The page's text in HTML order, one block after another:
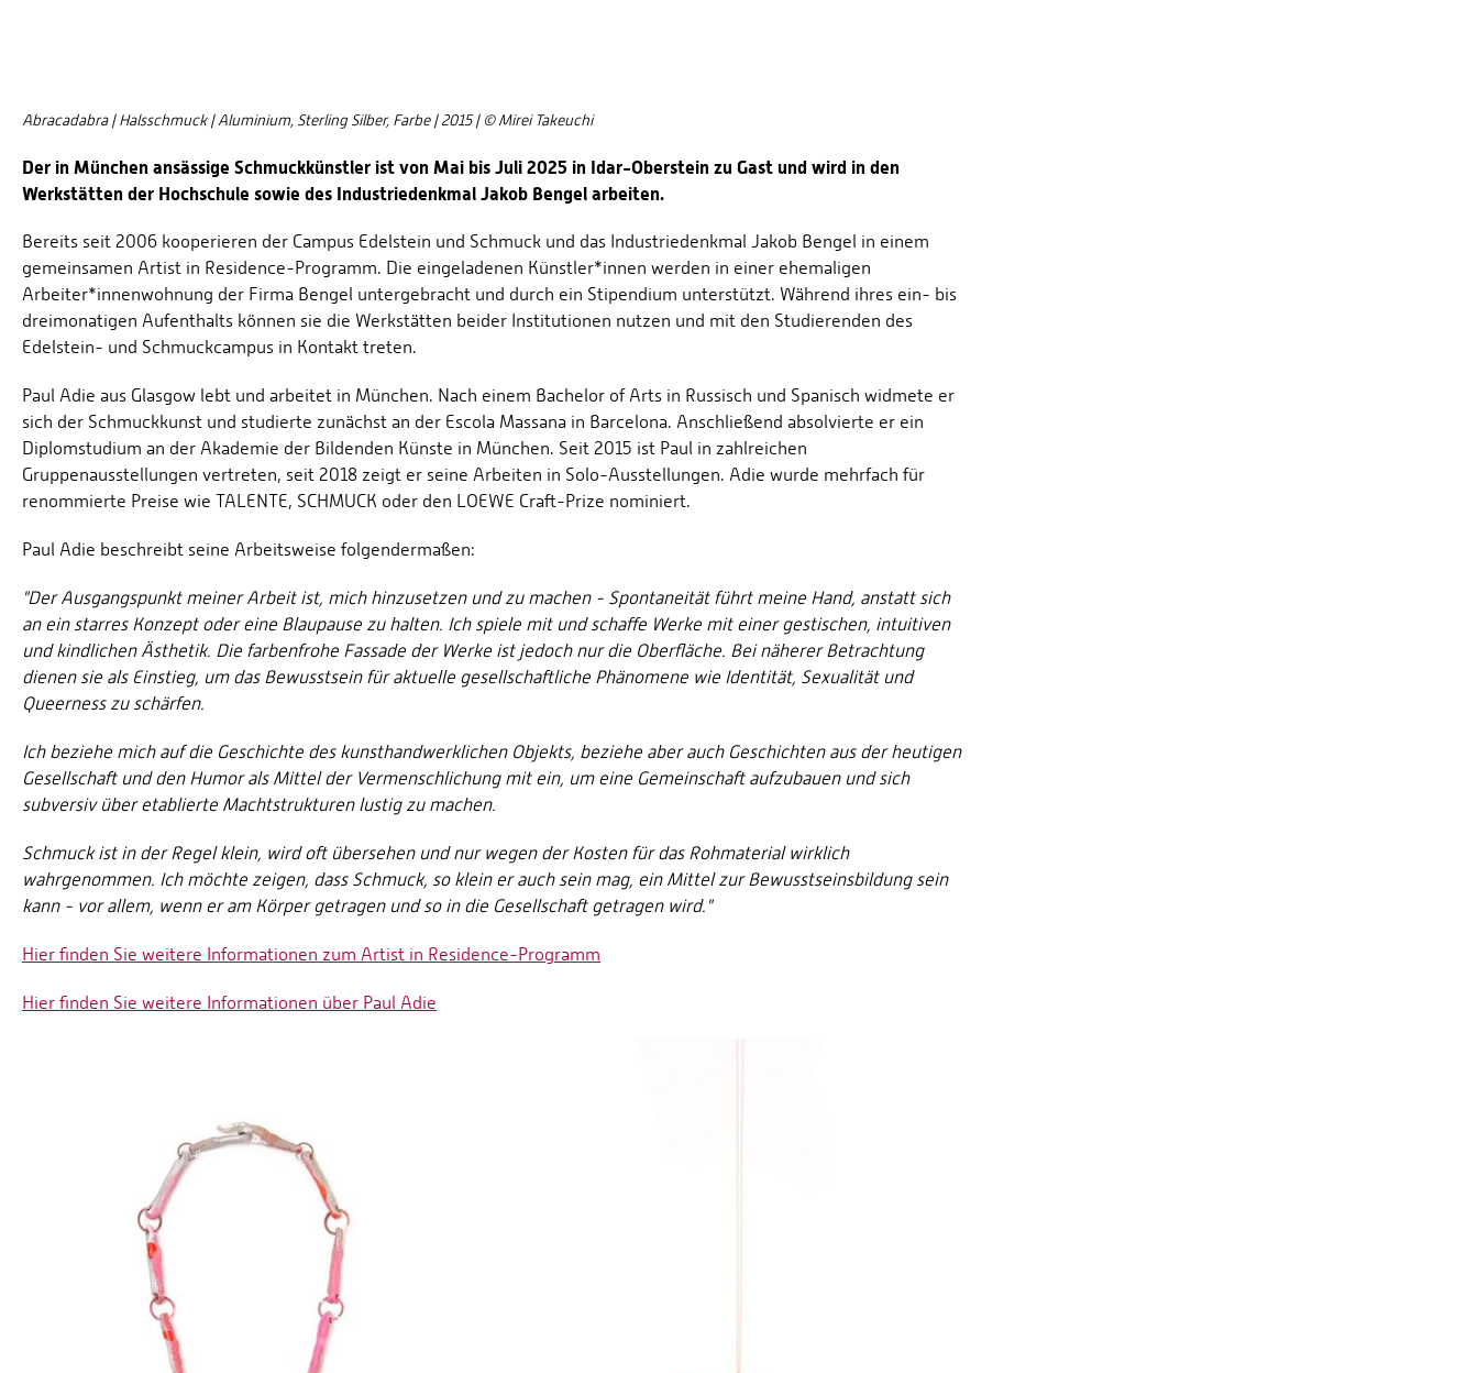
Abracadabra | Halsschmuck | Aluminium, Sterling Silber, Farbe | 2015 | © Mirei Takeuchi
Der in München ansässige Schmuckkünstler ist von Mai bis Juli 2025 in Idar-Oberstein zu Gast und wird in den
Werkstätten der Hochschule sowie des Industriedenkmal Jakob Bengel arbeiten.
Bereits seit 2006 kooperieren der Campus Edelstein und Schmuck und das Industriedenkmal Jakob Bengel in einem
gemeinsamen Artist in Residence-Programm. Die eingeladenen Künstler*innen werden in einer ehemaligen
Arbeiter*innenwohnung der Firma Bengel untergebracht und durch ein Stipendium unterstützt. Während ihres ein- bis
dreimonatigen Aufenthalts können sie die Werkstätten beider Institutionen nutzen und mit den Studierenden des
Edelstein- und Schmuckcampus in Kontakt treten.
Paul Adie aus Glasgow lebt und arbeitet in München. Nach einem Bachelor of Arts in Russisch und Spanisch widmete er
sich der Schmuckkunst und studierte zunächst an der Escola Massana in Barcelona. Anschließend absolvierte er ein
Diplomstudium an der Akademie der Bildenden Künste in München. Seit 2015 ist Paul in zahlreichen
Gruppenausstellungen vertreten, seit 2018 zeigt er seine Arbeiten in Solo-Ausstellungen. Adie wurde mehrfach für
renommierte Preise wie TALENTE, SCHMUCK oder den LOEWE Craft-Prize nominiert.
Paul Adie beschreibt seine Arbeitsweise folgendermaßen:
"Der Ausgangspunkt meiner Arbeit ist, mich hinzusetzen und zu machen - Spontaneität führt meine Hand, anstatt sich
an ein starres Konzept oder eine Blaupause zu halten. Ich spiele mit und schaffe Werke mit einer gestischen, intuitiven
und kindlichen Ästhetik. Die farbenfrohe Fassade der Werke ist jedoch nur die Oberfläche. Bei näherer Betrachtung
dienen sie als Einstieg, um das Bewusstsein für aktuelle gesellschaftliche Phänomene wie Identität, Sexualität und
Queerness zu schärfen.
Ich beziehe mich auf die Geschichte des kunsthandwerklichen Objekts, beziehe aber auch Geschichten aus der heutigen
Gesellschaft und den Humor als Mittel der Vermenschlichung mit ein, um eine Gemeinschaft aufzubauen und sich
subversiv über etablierte Machtstrukturen lustig zu machen.
Schmuck ist in der Regel klein, wird oft übersehen und nur wegen der Kosten für das Rohmaterial wirklich
wahrgenommen. Ich möchte zeigen, dass Schmuck, so klein er auch sein mag, ein Mittel zur Bewusstseinsbildung sein
kann - vor allem, wenn er am Körper getragen und so in die Gesellschaft getragen wird."
Hier finden Sie weitere Informationen zum Artist in Residence-Programm
Hier finden Sie weitere Informationen über Paul Adie